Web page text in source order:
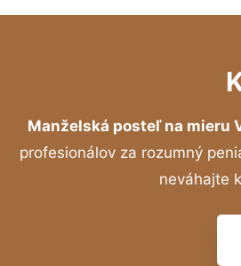
Manželská posteľ na mieru
profesionálov za rozumný
neváhajte